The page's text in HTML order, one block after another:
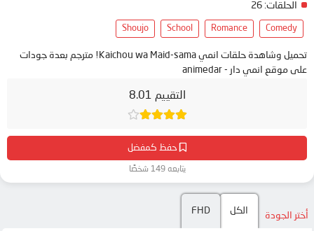
التقييم 8.01
حفظ كمفضل
يتابعه 149 شخصًا
الحلقات:
Comedy
Romance
School
Shoujo
تحميل وشاهدة حلقات انمي Kaichou wa Maid-sama! مترجم بعدة جودات
على موقع انمي دار - animedar
أختر الجودة الكل FHD